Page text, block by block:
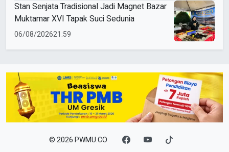
Stan Senjata Tradisional Jadi Magnet Bazar
Muktamar XVI Tapak Suci Sedunia
06/08/202621:59
© 2026 PWMU.CO